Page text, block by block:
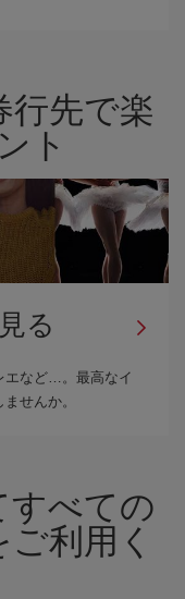
行先で楽
ト
る
エなど…。最高なイ
せんか。
すべての
利用く